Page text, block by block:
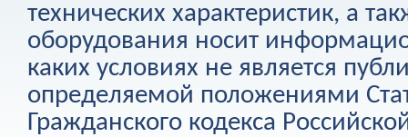
технических характеристик, а
оборудования носит
каких условиях не является
определяемой положениями
Гражданского кодекса